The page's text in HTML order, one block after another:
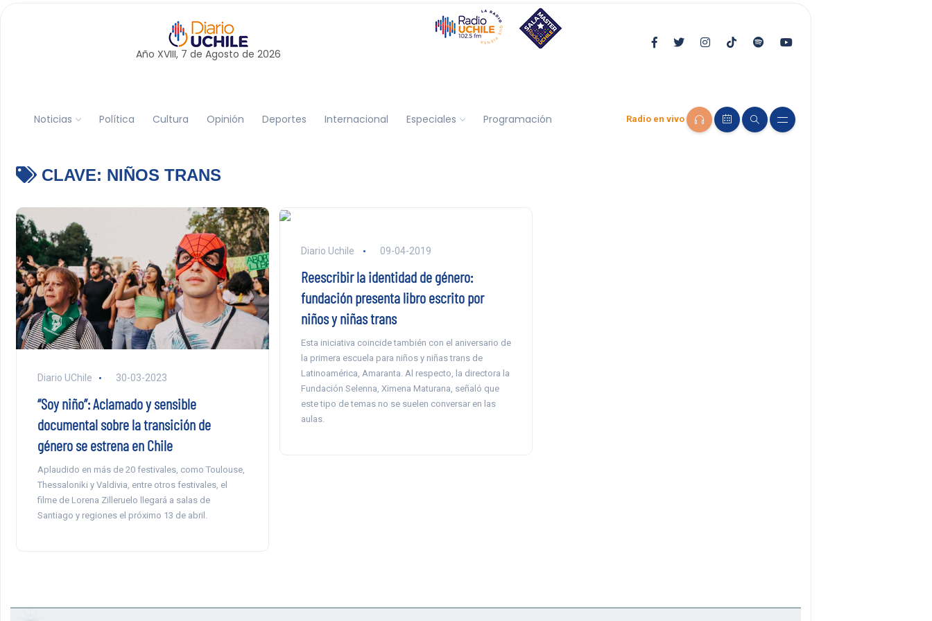
Año XVIII, 7 de Agosto de 2026
Noticias Política Cultura Opinión Deportes Internacional Especiales Programación Radio en vivo
CLAVE: NIÑOS TRANS
Diario UChile 30-03-2023
“Soy niño”: Aclamado y sensible
documental sobre la transición de
género se estrena en Chile
Aplaudido en más de 20 festivales, como Toulouse,
Thessaloniki y Valdivia, entre otros festivales, el
filme de Lorena Zilleruelo llegará a salas de
Santiago y regiones el próximo 13 de abril.
Diario Uchile 09-04-2019
Reescribir la identidad de género:
fundación presenta libro escrito por
niños y niñas trans
Esta iniciativa coincide también con el aniversario de
la primera escuela para niños y niñas trans de
Latinoamérica, Amaranta. Al respecto, la directora la
Fundación Selenna, Ximena Maturana, señaló que
este tipo de temas no se suelen conversar en las
aulas.